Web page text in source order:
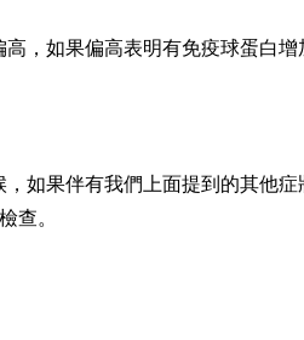
，如果偏高表明有免疫球蛋白增
如果伴有我們上面提到的其他
查。